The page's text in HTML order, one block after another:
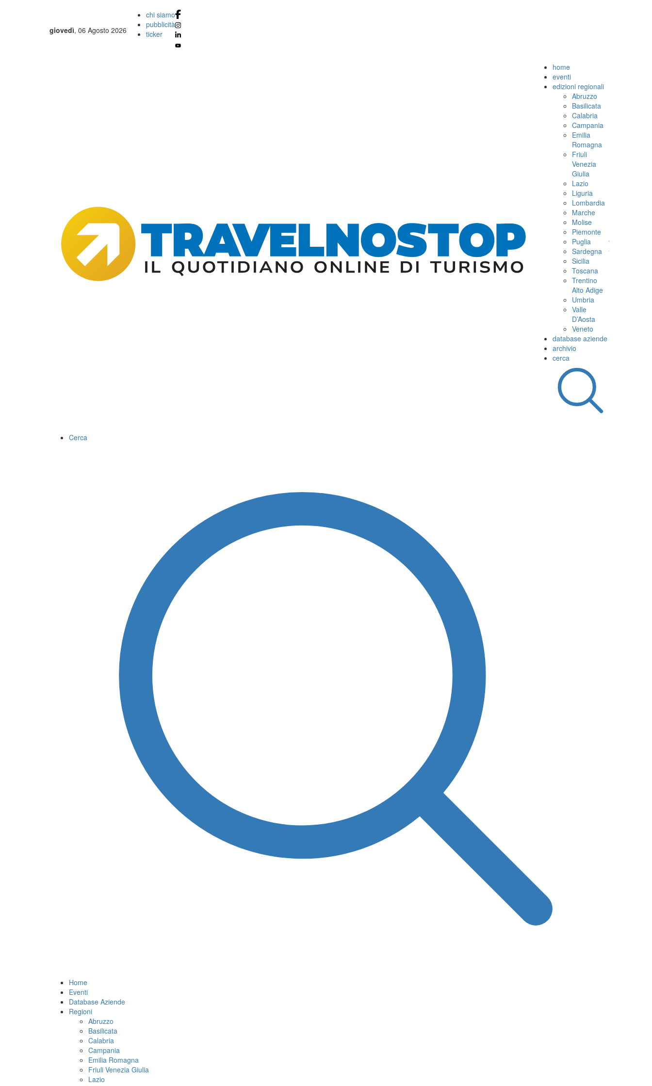
giovedì, 06 Agosto 2026
chi siamo
pubblicità
ticker
home
eventi
edizioni regionali
Abruzzo
Basilicata
Calabria
Campania
Emilia
Romagna
Friuli
Venezia
Giulia
Lazio
Liguria
Lombardia
Marche
Molise
Piemonte
Puglia
Sardegna
Sicilia
Toscana
Trentino
Alto Adige
Umbria
Valle
D’Aosta
Veneto
database aziende
archivio
cerca
Cerca
Home
Eventi
Database Aziende
Regioni
Abruzzo
Basilicata
Calabria
Campania
Emilia Romagna
Friuli Venezia Giulia
Lazio